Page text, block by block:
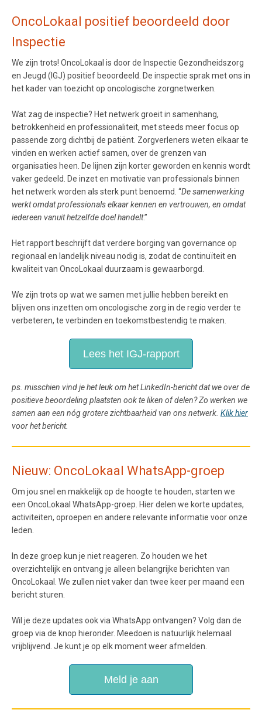
OncoLokaal positief beoordeeld door
Inspectie
We zijn trots! OncoLokaal is door de Inspectie Gezondheidszorg
en Jeugd (IGJ) positief beoordeeld. De inspectie sprak met ons in
het kader van toezicht op oncologische zorgnetwerken.
Wat zag de inspectie? Het netwerk groeit in samenhang,
betrokkenheid en professionaliteit, met steeds meer focus op
passende zorg dichtbij de patiënt. Zorgverleners weten elkaar te
vinden en werken actief samen, over de grenzen van
organisaties heen. De lijnen zijn korter geworden en kennis wordt
vaker gedeeld. De inzet en motivatie van professionals binnen
het netwerk worden als sterk punt benoemd. “De samenwerking
werkt omdat professionals elkaar kennen en vertrouwen, en omdat
iedereen vanuit hetzelfde doel handelt.”
Het rapport beschrijft dat verdere borging van governance op
regionaal en landelijk niveau nodig is, zodat de continuïteit en
kwaliteit van OncoLokaal duurzaam is gewaarborgd.
We zijn trots op wat we samen met jullie hebben bereikt en
blijven ons inzetten om oncologische zorg in de regio verder te
verbeteren, te verbinden en toekomstbestendig te maken.
Lees het IGJ-rapport
ps. misschien vind je het leuk om het LinkedIn-bericht dat we over de
positieve beoordeling plaatsten ook te liken of delen? Zo werken we
samen aan een nóg grotere zichtbaarheid van ons netwerk. Klik hier
voor het bericht.
Nieuw: OncoLokaal WhatsApp-groep
Om jou snel en makkelijk op de hoogte te houden, starten we
een OncoLokaal WhatsApp-groep. Hier delen we korte updates,
activiteiten, oproepen en andere relevante informatie voor onze
leden.
In deze groep kun je niet reageren. Zo houden we het
overzichtelijk en ontvang je alleen belangrijke berichten van
OncoLokaal. We zullen niet vaker dan twee keer per maand een
bericht sturen.
Wil je deze updates ook via WhatsApp ontvangen? Volg dan de
groep via de knop hieronder. Meedoen is natuurlijk helemaal
vrijblijvend. Je kunt je op elk moment weer afmelden.
Meld je aan